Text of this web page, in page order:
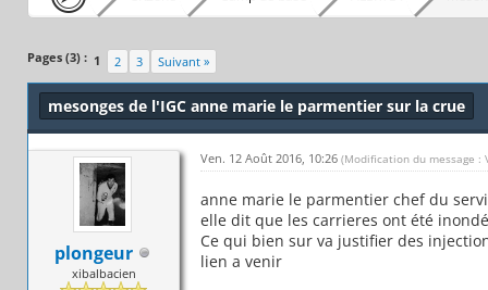
Pages (3) : 1 2 3 Suivant »
mesonges de l'IGC anne marie le parmentier sur la crue
plongeur
xibalbacien
Ven. 12 Août 2016, 10:26 (Modification du message :
anne marie le parmentier chef du
elle dit que les carrieres ont été
Ce qui bien sur va justifier des
lien a venir